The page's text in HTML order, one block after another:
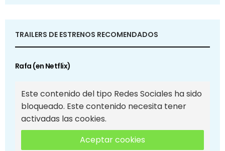
TRAILERS DE ESTRENOS RECOMENDADOS
Rafa (en Netflix)
Este contenido del tipo Redes Sociales ha sido
bloqueado. Este contenido necesita tener
activadas las cookies.
Aceptar cookies